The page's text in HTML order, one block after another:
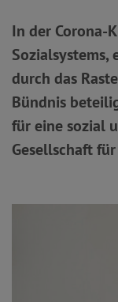
In der Corona-
Sozialsystems,
durch das
Bündnis
für eine sozial
Gesellschaft